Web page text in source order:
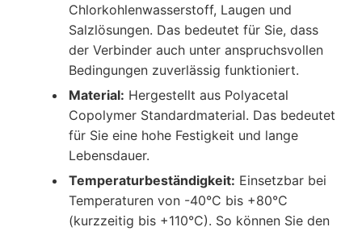
Chlorkohlenwasserstoff, Laugen und
Salzlösungen. Das bedeutet für Sie, dass
der Verbinder auch unter anspruchsvollen
Bedingungen zuverlässig funktioniert.
Material: Hergestellt aus Polyacetal
Copolymer Standardmaterial. Das bedeutet
für Sie eine hohe Festigkeit und lange
Lebensdauer.
Temperaturbeständigkeit: Einsetzbar bei
Temperaturen von -40°C bis +80°C
(kurzzeitig bis +110°C). So können Sie den